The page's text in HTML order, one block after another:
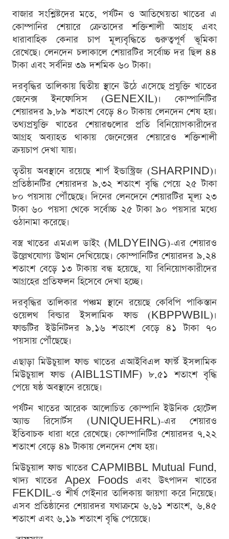
বাজার সংশ্লিষ্টদের মতে, পর্যটন ও আতিথেয়তা খাতের এ
কোম্পানির শেয়ারে ক্রেতাদের শক্তিশালী আগ্রহ এবং
ধারাবাহিক কেনার চাপ মূল্যবৃদ্ধিতে গুরুত্বপূর্ণ ভূমিকা
রেখেছে। লেনদেন চলাকালে শেয়ারটির সর্বোচ্চ দর ছিল ৪৪
টাকা এবং সর্বনিম্ন ৩৯ দশমিক ৬০ টাকা।
দরবৃদ্ধির তালিকায় দ্বিতীয় স্থানে উঠে এসেছে প্রযুক্তি খাতের
জেনেক্স ইনফোসিস (GENEXIL)। কোম্পানিটির
শেয়ারদর ৯.৮৯ শতাংশ বেড়ে ৪০ টাকায় লেনদেন শেষ হয়।
তথ্যপ্রযুক্তি খাতের শেয়ারগুলোর প্রতি বিনিয়োগকারীদের
আগ্রহ অব্যাহত থাকায় জেনেক্সের শেয়ারেও শক্তিশালী
ক্রয়চাপ দেখা যায়।
তৃতীয় অবস্থানে রয়েছে শার্প ইন্ডাস্ট্রিজ (SHARPIND)।
প্রতিষ্ঠানটির শেয়ারদর ৯.৩২ শতাংশ বৃদ্ধি পেয়ে ২৫ টাকা
৮০ পয়সায় পৌঁছেছে। দিনের লেনদেনে শেয়ারটির মূল্য ২৩
টাকা ৬০ পয়সা থেকে সর্বোচ্চ ২৫ টাকা ৯০ পয়সার মধ্যে
ওঠানামা করেছে।
বস্ত্র খাতের এমএল ডাইং (MLDYEING)-এর শেয়ারও
উল্লেখযোগ্য উত্থান দেখিয়েছে। কোম্পানিটির শেয়ারদর ৯.২৪
শতাংশ বেড়ে ১৩ টাকায় বন্ধ হয়েছে, যা বিনিয়োগকারীদের
আগ্রহের প্রতিফলন হিসেবে দেখা হচ্ছে।
দরবৃদ্ধির তালিকার পঞ্চম স্থানে রয়েছে কেবিপি পাকিস্তান
ওয়েলথ বিল্ডার ইসলামিক ফান্ড (KBPPWBIL)।
ফান্ডটির ইউনিটদর ৯.১৬ শতাংশ বেড়ে ৪১ টাকা ৭০
পয়সায় পৌঁছেছে।
এছাড়া মিউচুয়াল ফান্ড খাতের এআইবিএল ফার্স্ট ইসলামিক
মিউচুয়াল ফান্ড (AIBL1STIMF) ৮.৫১ শতাংশ বৃদ্ধি
পেয়ে ষষ্ঠ অবস্থানে রয়েছে।
পর্যটন খাতের আরেক আলোচিত কোম্পানি ইউনিক হোটেল
অ্যান্ড রিসোর্টস (UNIQUEHRL)-এর শেয়ারও
ইতিবাচক ধারা ধরে রেখেছে। কোম্পানিটির শেয়ারদর ৭.২২
শতাংশ বেড়ে ৪৯ টাকায় লেনদেন শেষ হয়।
মিউচুয়াল ফান্ড খাতের CAPMIBBL Mutual Fund,
খাদ্য খাতের Apex Foods এবং উৎপাদন খাতের
FEKDIL-ও শীর্ষ গেইনার তালিকায় জায়গা করে নিয়েছে।
এসব প্রতিষ্ঠানের শেয়ারদর যথাক্রমে ৬.৬১ শতাংশ, ৬.৪৫
শতাংশ এবং ৬.১৯ শতাংশ বৃদ্ধি পেয়েছে।